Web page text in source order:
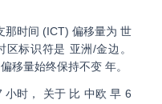
那时间 (ICT) 偏移量为 世
区标识符是 亚洲/金边 。
移量始终保持不变 年。
小时 ， 关于 比 中欧 早 6